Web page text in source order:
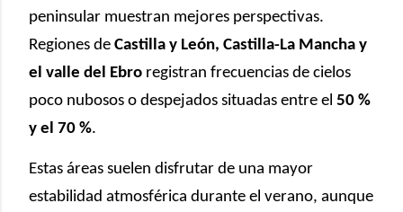
peninsular muestran mejores perspectivas.
Regiones de Castilla y León, Castilla-La Mancha y
el valle del Ebro registran frecuencias de cielos
poco nubosos o despejados situadas entre el 50 %
y el 70 %.
Estas áreas suelen disfrutar de una mayor
estabilidad atmosférica durante el verano, aunque